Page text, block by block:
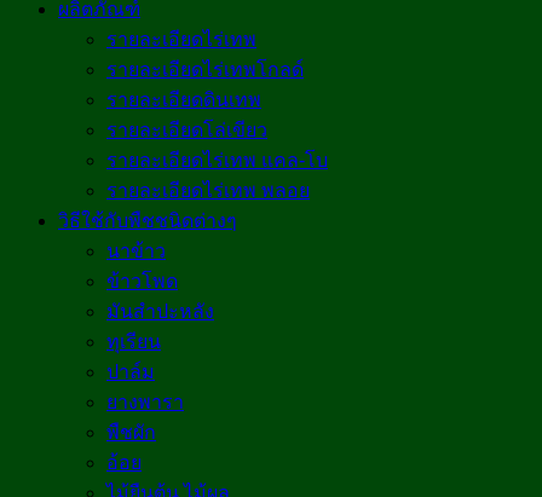
ผลิตภัณฑ์
รายละเอียดไร่เทพ
รายละเอียดไร่เทพโกลด์
รายละเอียดดินเทพ
รายละเอียดโล่เขียว
รายละเอียดไร่เทพ แคล-โบ
รายละเอียดไร่เทพ พลอย
วิธีใช้กับพืชชนิดต่างๆ
นาข้าว
ข้าวโพด
มันสำปะหลัง
ทุเรียน
ปาล์ม
ยางพารา
พืชผัก
อ้อย
ไม้ยืนต้น ไม้ผล